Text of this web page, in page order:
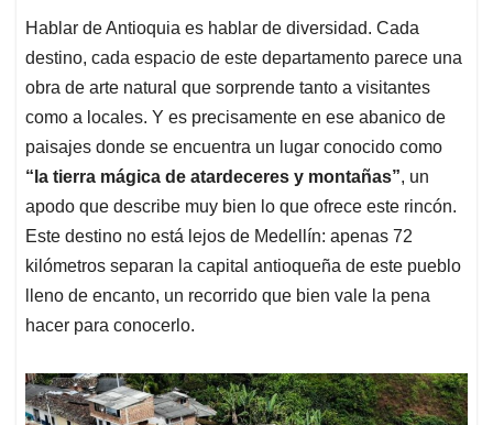
Hablar de Antioquia es hablar de diversidad. Cada
destino, cada espacio de este departamento parece una
obra de arte natural que sorprende tanto a visitantes
como a locales. Y es precisamente en ese abanico de
paisajes donde se encuentra un lugar conocido como
“la tierra mágica de atardeceres y montañas”, un
apodo que describe muy bien lo que ofrece este rincón.
Este destino no está lejos de Medellín: apenas 72
kilómetros separan la capital antioqueña de este pueblo
lleno de encanto, un recorrido que bien vale la pena
hacer para conocerlo.